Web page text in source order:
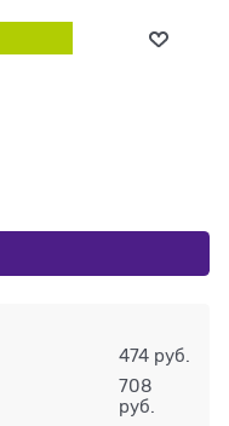
474 руб.
708
руб.